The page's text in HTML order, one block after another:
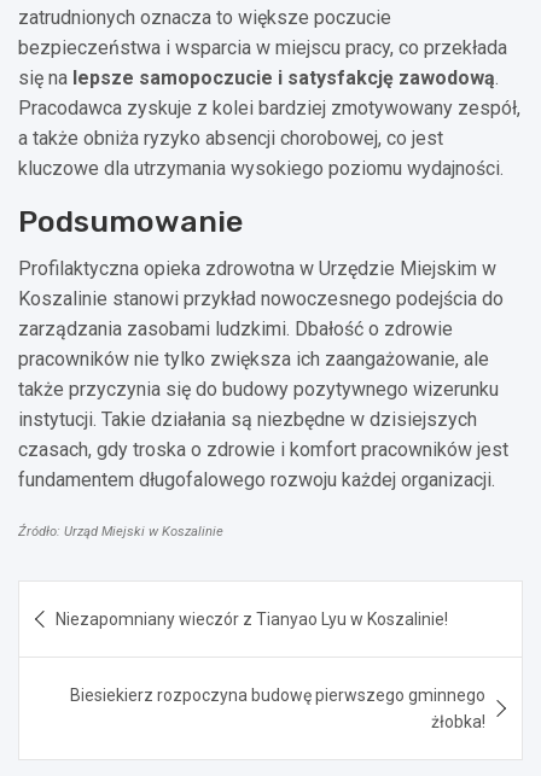
zatrudnionych oznacza to większe poczucie
bezpieczeństwa i wsparcia w miejscu pracy, co przekłada
się na lepsze samopoczucie i satysfakcję zawodową.
Pracodawca zyskuje z kolei bardziej zmotywowany zespół,
a także obniża ryzyko absencji chorobowej, co jest
kluczowe dla utrzymania wysokiego poziomu wydajności.
Podsumowanie
Profilaktyczna opieka zdrowotna w Urzędzie Miejskim w
Koszalinie stanowi przykład nowoczesnego podejścia do
zarządzania zasobami ludzkimi. Dbałość o zdrowie
pracowników nie tylko zwiększa ich zaangażowanie, ale
także przyczynia się do budowy pozytywnego wizerunku
instytucji. Takie działania są niezbędne w dzisiejszych
czasach, gdy troska o zdrowie i komfort pracowników jest
fundamentem długofalowego rozwoju każdej organizacji.
Źródło: Urząd Miejski w Koszalinie
wpisu
Niezapomniany wieczór z Tianyao Lyu w Koszalinie!
Biesiekierz rozpoczyna budowę pierwszego gminnego
żłobka!